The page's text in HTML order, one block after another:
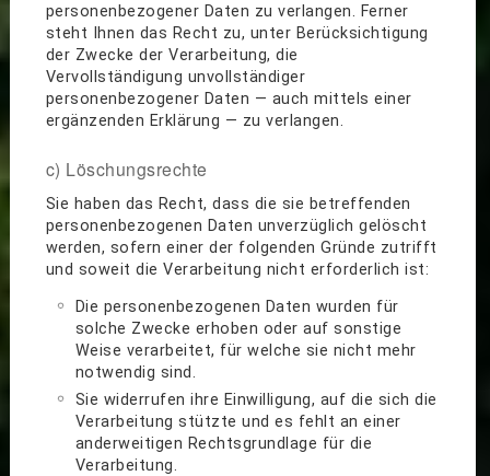
personenbezogener Daten zu verlangen. Ferner
steht Ihnen das Recht zu, unter Berücksichtigung
der Zwecke der Verarbeitung, die
Vervollständigung unvollständiger
personenbezogener Daten — auch mittels einer
ergänzenden Erklärung — zu verlangen.
c) Löschungsrechte
Sie haben das Recht, dass die sie betreffenden
personenbezogenen Daten unverzüglich gelöscht
werden, sofern einer der folgenden Gründe zutrifft
und soweit die Verarbeitung nicht erforderlich ist:
Die personenbezogenen Daten wurden für
solche Zwecke erhoben oder auf sonstige
Weise verarbeitet, für welche sie nicht mehr
notwendig sind.
Sie widerrufen ihre Einwilligung, auf die sich die
Verarbeitung stützte und es fehlt an einer
anderweitigen Rechtsgrundlage für die
Verarbeitung.